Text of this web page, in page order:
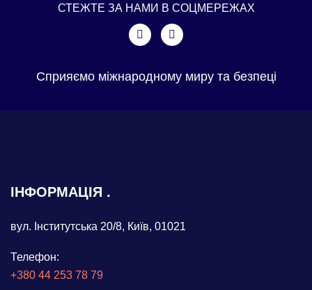
СТЕЖТЕ ЗА НАМИ В СОЦМЕРЕЖАХ
Сприяємо міжнародному миру та безпеці
ІНФОРМАЦІЯ
вул. Інститутська 20/8, Київ, 01021
Телефон:
+380 44 253 78 79